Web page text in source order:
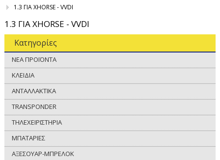
1.3 ΓΙΑ XHORSE - VVDI
1.3 ΓΙΑ XHORSE - VVDI
Κατηγορίες
ΝΕΑ ΠΡΟΪΟΝΤΑ
ΚΛΕΙΔΙΑ
ΑΝΤΑΛΛΑΚΤΙΚΑ
TRANSPONDER
ΤΗΛΕΧΕΙΡΙΣΤΗΡΙΑ
ΜΠΑΤΑΡΙΕΣ
ΑΞΕΣΟΥΑΡ-ΜΠΡΕΛΟΚ